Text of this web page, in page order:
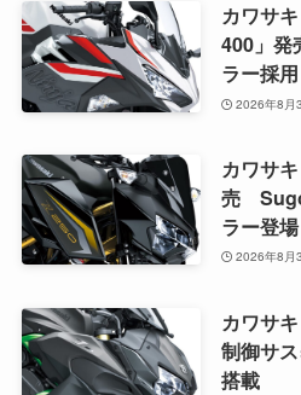
カワサ
400」
ラー採用
2026年8月
カワサ
売
ラー登場
2026年8月
カワサ
制御サ
搭載